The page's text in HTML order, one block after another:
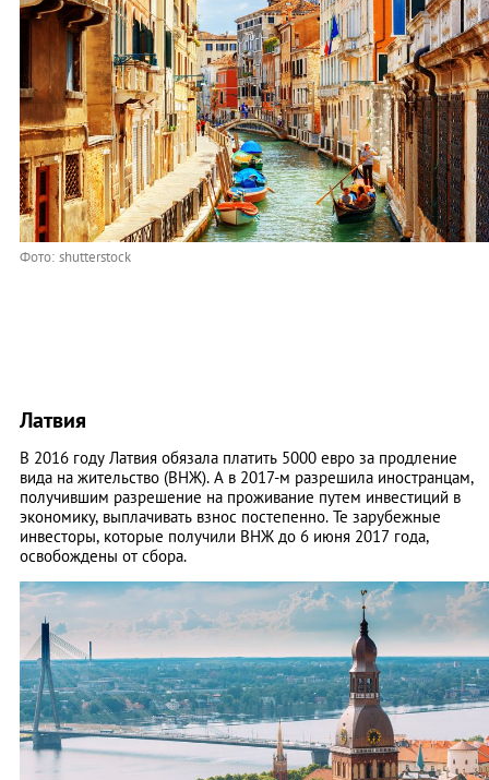
Фото: shutterstock
Латвия
В 2016 году Латвия обязала платить 5000 евро за продление
вида на жительство (ВНЖ). А в 2017-м разрешила иностранцам,
получившим разрешение на проживание путем инвестиций в
экономику, выплачивать взнос постепенно. Те зарубежные
инвесторы, которые получили ВНЖ до 6 июня 2017 года,
освобождены от сбора.